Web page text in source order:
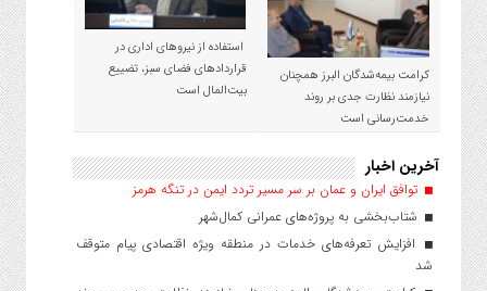
کرامت بیمه‌شدگان البرز همچنان
نیازمند نظارت جدی بر روند
خدمت‌رسانی است
استفاده از نیروهای اداری در
قراردادهای فضای سبز، تضییع
بیت‌المال است
آخرین اخبار
توافق ایران و عمان بر سر مسیر تردد ایمن در تنگه هرمز
شتاب‌بخشی به پروژه‌های عمرانی کمال‌شهر
افزایش تعرفه‌های خدمات در منطقه ویژه اقتصادی پیام متوقف
شد